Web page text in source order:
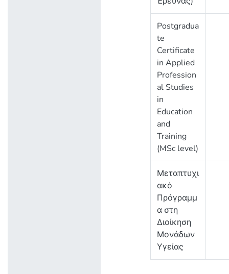
Postgradua
te
Certificate
in Applied
Profession
al Studies
in
Education
and
Training
(MSc level)
Μεταπτυχι
ακό
Πρόγραμμ
α στη
Διοίκηση
Μονάδων
Υγείας